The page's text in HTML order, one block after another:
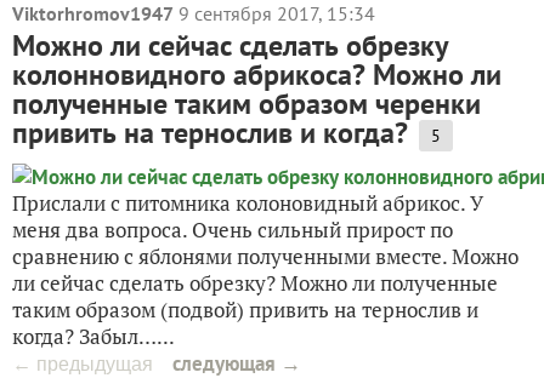
Viktorhromov1947 9 сентября 2017, 15:34
Можно ли сейчас сделать обрезку
колонновидного абрикоса? Можно ли
полученные таким образом черенки
привить на тернослив и когда? 5
Прислали с питомника колоновидный абрикос. У
меня два вопроса. Очень сильный прирост по
сравнению с яблонями полученными вместе. Можно
ли сейчас сделать обрезку? Можно ли полученные
таким образом (подвой) привить на тернослив и
когда? Забыл…...
← предыдущая следующая →